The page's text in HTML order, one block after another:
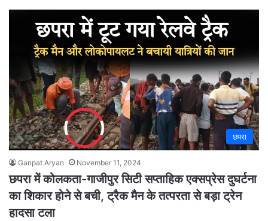
छपरा
Ganpat Aryan November 11, 2024
छपरा में कोलकता-गाजीपुर सिटी सप्ताहिक एक्सप्रेस दुघर्टना
का शिकार होने से बची, ट्रैक मैन के तत्परता से बड़ा ट्रेन
हादसा टला